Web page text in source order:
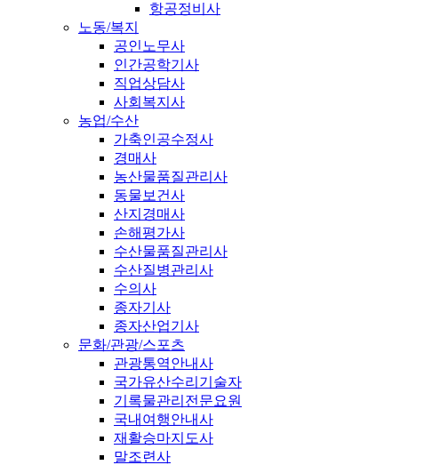
항공정비사
노동/복지
공인노무사
인간공학기사
직업상담사
사회복지사
농업/수산
가축인공수정사
경매사
농산물품질관리사
동물보건사
산지경매사
손해평가사
수산물품질관리사
수산질병관리사
수의사
종자기사
종자산업기사
문화/관광/스포츠
관광통역안내사
국가유산수리기술자
기록물관리전문요원
국내여행안내사
재활승마지도사
말조련사